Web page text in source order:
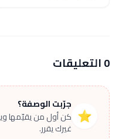
0 التعليقات
⭐
جرّبت الوصفة؟
كن أول من يقيّمها
غيرك يقرر.